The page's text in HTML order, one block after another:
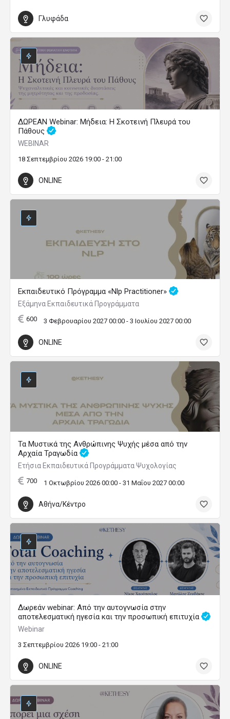
Γλυφάδα
ΔΩΡΕΑΝ Webinar: Μήδεια: Η Σκοτεινή Πλευρά του
Πάθους
WEBINAR
18 Σεπτεμβρίου 2026 19:00 - 21:00
ONLINE
Εκπαιδευτικό Πρόγραμμα «Nlp Practitioner»
Εξάμηνα Εκπαιδευτικά Προγράμματα
600 3 Φεβρουαρίου 2027 00:00 - 3 Ιουλίου 2027 00:00
ONLINE
Τα Μυστικά της Ανθρώπινης Ψυχής μέσα από την
Αρχαία Τραγωδία
Ετήσια Εκπαιδευτικά Προγράμματα Ψυχολογίας
700 1 Οκτωβρίου 2026 00:00 - 31 Μαΐου 2027 00:00
Αθήνα/Κέντρο
Δωρεάν webinar: Από την αυτογνωσία στην
αποτελεσματική ηγεσία και την προσωπική επιτυχία
Webinar
3 Σεπτεμβρίου 2026 19:00 - 21:00
ONLINE